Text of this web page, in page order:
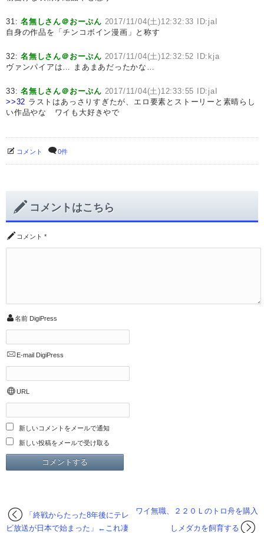
31:名無しさん＠おーぷん 2017/11/04(土)12:32:33 ID:jaI
自身の作品を「チンコボイン漫画」と称す
32:名無しさん＠おーぷん 2017/11/04(土)12:32:52 ID:kja
ヴァンパイアは… まあまあだったかな…
33:名無しさん＠おーぷん 2017/11/04(土)12:33:55 ID:jaI
>>32 ラストはあっさりすぎたが、エロ要素とストーリーと素晴らし
い作品やな ワイも大好きやで
コメント 0件
コメントはこちら
コメント *
名前 DigiPress
E-mail DigiPress
URL
新しいコメントをメールで通知
新しい投稿をメールで受け取る
ワイ無職、２２０Ｌのトロ舟を購入
しメダカを飼育する
「終戦からたった8年後にテレ
ビ放送が日本で始まった」←これ凄